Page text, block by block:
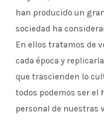
han producido un
sociedad ha
En ellos tratamos de
cada época y
que trascienden lo
todos podemos ser el
personal de nuestras